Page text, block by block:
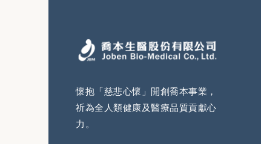
懷抱「慈悲心懷」開創喬本事業，
祈為全人類健康及醫療品質貢獻心
力。